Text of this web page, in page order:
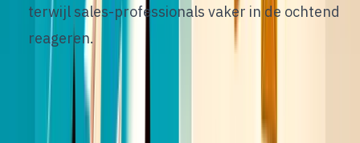
terwijl sales-professionals vaker in de ochtend
reageren.